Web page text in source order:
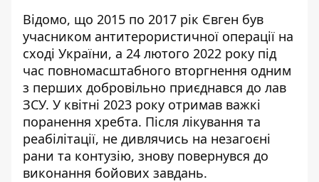
Відомо, що 2015 по 2017 рік Євген був
учасником антитерористичної операції на
сході України, а 24 лютого 2022 року під
час повномасштабного вторгнення одним
з перших добровільно приєднався до лав
ЗСУ. У квітні 2023 року отримав важкі
поранення хребта. Після лікування та
реабілітації, не дивлячись на незагоєні
рани та контузію, знову повернувся до
виконання бойових завдань.